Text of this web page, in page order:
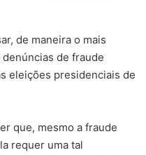
de maneira o mais
de fraude
eleições presidenciais de
que, mesmo a fraude
requer uma tal